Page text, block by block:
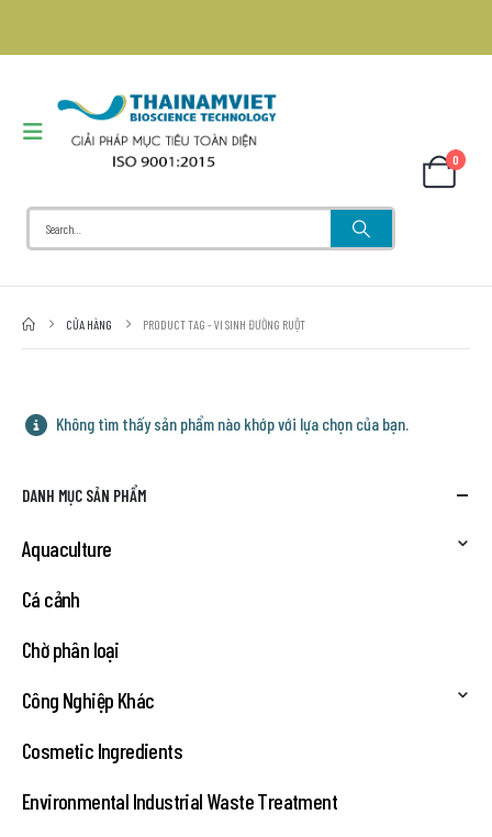
0
CỬA HÀNG PRODUCT TAG -VI SINH ĐƯỜNG RUỘT
Không tìm thấy sản phẩm nào khớp với lựa chọn của bạn.
DANH MỤC SẢN PHẨM
Aquaculture
Cá cảnh
Chờ phân loại
Công Nghiệp Khác
Cosmetic Ingredients
Environmental Industrial Waste Treatment